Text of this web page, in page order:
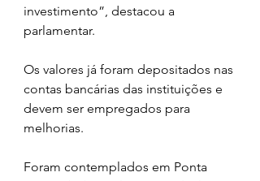
investimento”, destacou a
parlamentar.
Os valores já foram depositados nas
contas bancárias das instituições e
devem ser empregados para
melhorias.
Foram contemplados em Ponta